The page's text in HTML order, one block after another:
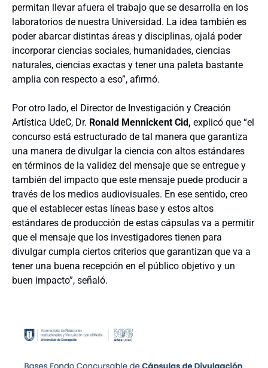
permitan llevar afuera el trabajo que se desarrolla en los
laboratorios de nuestra Universidad. La idea también es
poder abarcar distintas áreas y disciplinas, ojalá poder
incorporar ciencias sociales, humanidades, ciencias
naturales, ciencias exactas y tener una paleta bastante
amplia con respecto a eso”, afirmó.
Por otro lado, el Director de Investigación y Creación
Artística UdeC, Dr. Ronald Mennickent Cid, explicó que “el
concurso está estructurado de tal manera que garantiza
una manera de divulgar la ciencia con altos estándares
en términos de la validez del mensaje que se entregue y
también del impacto que este mensaje puede producir a
través de los medios audiovisuales. En ese sentido, creo
que el establecer estas líneas base y estos altos
estándares de producción de estas cápsulas va a permitir
que el mensaje que los investigadores tienen para
divulgar cumpla ciertos criterios que garantizan que va a
tener una buena recepción en el público objetivo y un
buen impacto”, señaló.